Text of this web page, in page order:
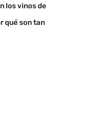
los vinos de
qué son tan